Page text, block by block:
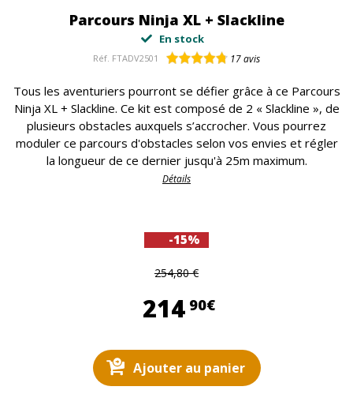
Parcours Ninja XL + Slackline
En stock
Réf. FTADV2501 17avis
Tous les aventuriers pourront se défier grâce à ce Parcours
Ninja XL + Slackline. Ce kit est composé de 2 « Slackline », de
plusieurs obstacles auxquels s’accrocher. Vous pourrez
moduler ce parcours d'obstacles selon vos envies et régler
la longueur de ce dernier jusqu'à 25m maximum.
Détails
-15%
254,80 €
214 90€214,90 €
Ajouter au panier